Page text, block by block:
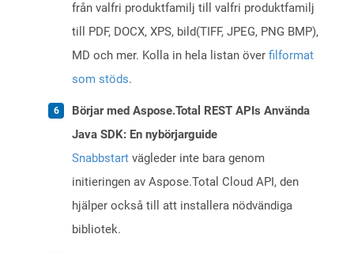
från valfri produktfamilj till valfri produktfamilj
till PDF, DOCX, XPS, bild(TIFF, JPEG, PNG BMP),
MD och mer. Kolla in hela listan över filformat
som stöds.
Börjar med Aspose.Total REST APIs Använda
Java SDK: En nybörjarguide
Snabbstart vägleder inte bara genom
initieringen av Aspose.Total Cloud API, den
hjälper också till att installera nödvändiga
bibliotek.